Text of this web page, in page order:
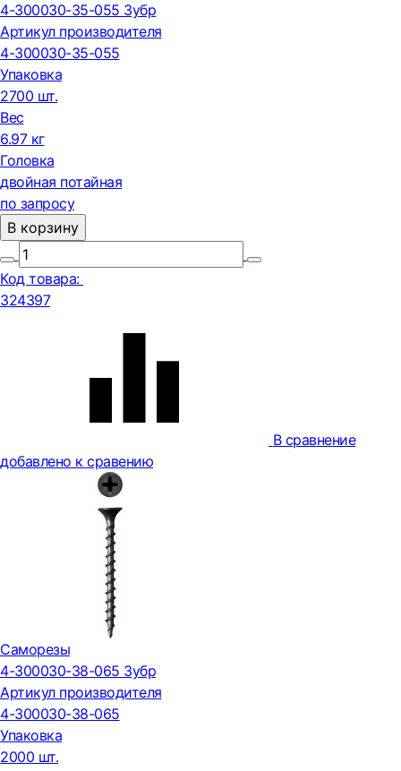
4-300030-35-055 Зубр
Артикул производителя
4-300030-35-055
Упаковка
2700 шт.
Вес
6.97 кг
Головка
двойная потайная
по запросу
В корзину
Код товара:
324397
В сравнение
добавлено к сравению
Саморезы
4-300030-38-065 Зубр
Артикул производителя
4-300030-38-065
Упаковка
2000 шт.